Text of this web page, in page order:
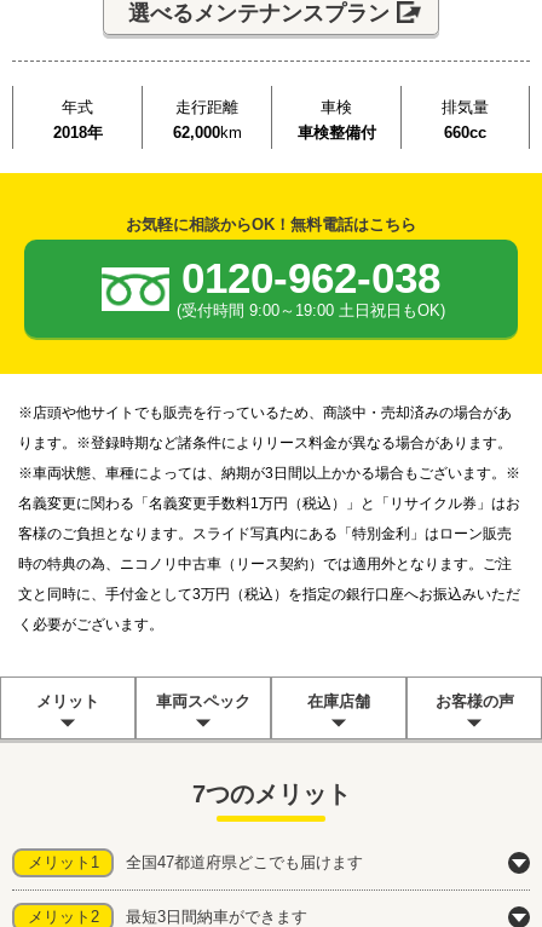
選べるメンテナンスプラン
年式
2018年
走行距離
62,000km
車検
車検整備付
排気量
660cc
お気軽に相談からOK！無料電話はこちら
0120-962-038
(受付時間 9:00～19:00 土日祝日もOK)
※店頭や他サイトでも販売を行っているため、商談中・売却済みの場合があ
ります。※登録時期など諸条件によりリース料金が異なる場合があります。
※車両状態、車種によっては、納期が3日間以上かかる場合もございます。※
名義変更に関わる「名義変更手数料1万円（税込）」と「リサイクル券」はお
客様のご負担となります。スライド写真内にある「特別金利」はローン販売
時の特典の為、ニコノリ中古車（リース契約）では適用外となります。ご注
文と同時に、手付金として3万円（税込）を指定の銀行口座へお振込みいただ
く必要がございます。
メリット 車両スペック 在庫店舗 お客様の声
7つのメリット
メリット1 全国47都道府県どこでも届けます
メリット2 最短3日間納車ができます